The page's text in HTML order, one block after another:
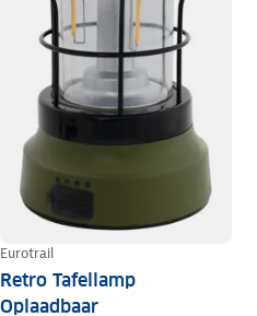
Eurotrail
Retro Tafellamp
Oplaadbaar